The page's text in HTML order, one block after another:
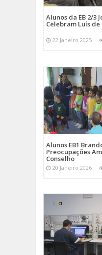
Alunos da EB 2/3
Celebram Luís de
22 Janeiro 2025
Alunos EB1
Preocupações
Conselho
20 Janeiro 2026